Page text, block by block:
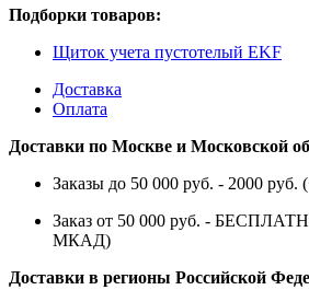
Подборки товаров:
Щиток учета пустотелый EKF
Доставка
Оплата
Доставки по Москве и Московской
Заказы до 50 000 руб. - 2000
Заказ от 50 000 руб. -
МКАД)
Доставки в регионы Российской